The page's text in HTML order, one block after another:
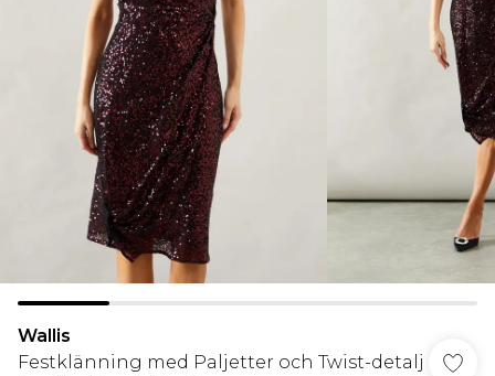
Wallis
Festklänning med Paljetter och Twist-detalj